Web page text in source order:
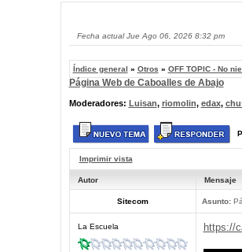
Fecha actual Jue Ago 06, 2026 8:32 pm
Índice general » Otros » OFF TOPIC - No
Página Web de Caboalles de Abajo
Moderadores: Luisan, riomolin, edax,
Imprimir vista
Autor Mensaje
Sitecom Asunto:
La Escuela https://